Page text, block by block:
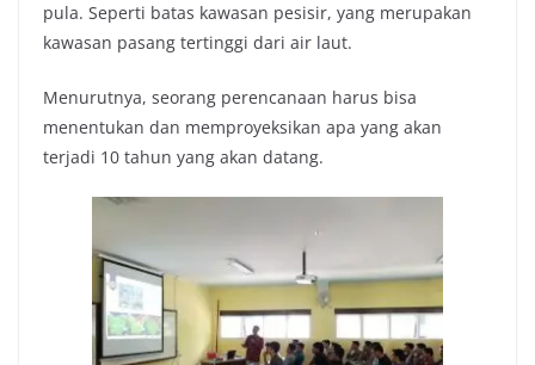
pula. Seperti batas kawasan pesisir, yang merupakan
kawasan pasang tertinggi dari air laut.
Menurutnya, seorang perencanaan harus bisa
menentukan dan memproyeksikan apa yang akan
terjadi 10 tahun yang akan datang.